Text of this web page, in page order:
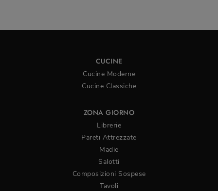
CUCINE
Cucine Moderne
Cucine Classiche
ZONA GIORNO
Librerie
Pareti Attrezzate
Madie
Salotti
Composizioni Sospese
Tavoli